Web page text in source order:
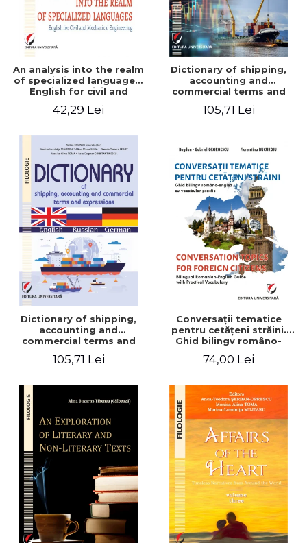
An analysis into the realm
of specialized languages.
English for civil and
42,29 Lei
Dictionary of shipping,
accounting and
commercial terms and
English-German
105,71 Lei
Dictionary of shipping,
accounting and
commercial terms and
Russian – German
105,71 Lei
Conversaţii tematice
pentru cetăţeni străini.
Ghid bilingv româno-
practic/Conversation
Bilingual Romanian-English
guide with practical
vocabulary
74,00 Lei